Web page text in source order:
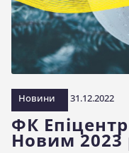
Новини 31.12.2022
ФК Епіцентр
Новим